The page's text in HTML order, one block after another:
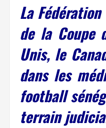
La
de la Coupe
Unis, le
dans les
football
terrain